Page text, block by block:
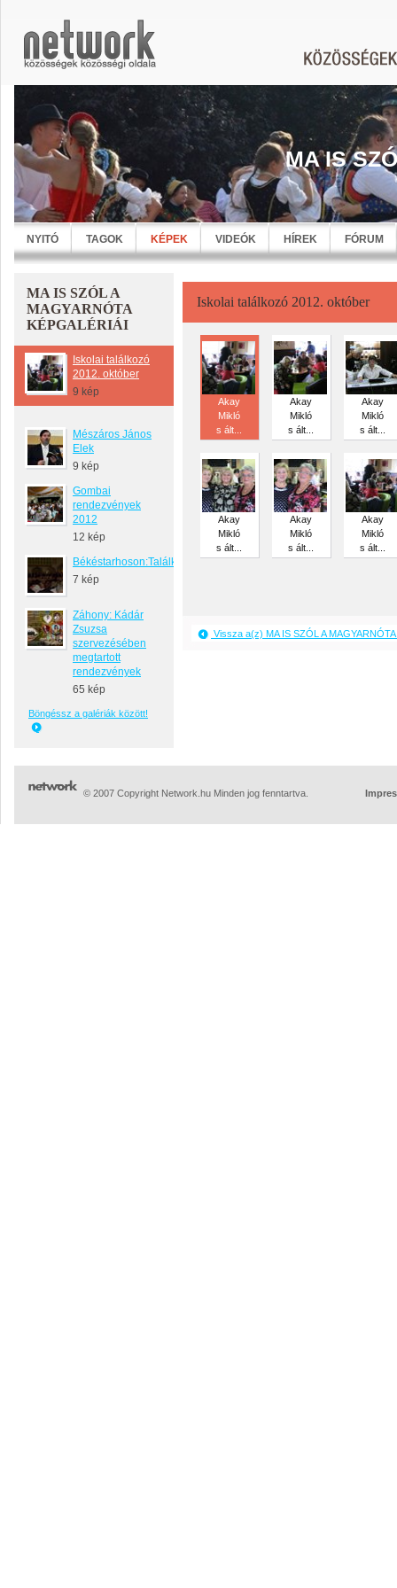
MA IS
NYITÓ TAGOK KÉPEK VIDEÓK HÍREK FÓRUM
MA IS SZÓL A
MAGYARNÓTA
KÉPGALÉRIÁI
Iskolai találkozó
2012. október
9 kép
Mészáros János
Elek
9 kép
Gombai
rendezvények
2012
12 kép
Békéstarhoson:Találkozó
7 kép
Záhony: Kádár
Zsuzsa
szervezésében
megtartott
rendezvények
65 kép
Böngéssz a galériák között!
Iskolai találkozó 2012. október
Akay
Mikló
s ált...
Akay
Mikló
s ált...
Akay
Mikló
s ált...
Akay
Mikló
s ált...
Akay
Mikló
s ált...
Akay
Mikló
s ált...
Vissza a(z) MA IS SZÓL A
© 2007 Copyright Network.hu Minden jog fenntartva.